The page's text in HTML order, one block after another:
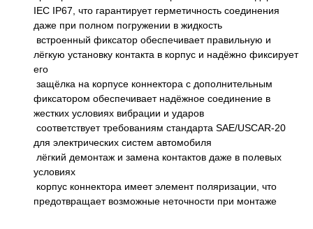
IEC IP67, что гарантирует герметичность соединения
даже при полном погружении в жидкость
встроенный фиксатор обеспечивает правильную и
лёгкую установку контакта в корпус и надёжно фиксирует
его
защёлка на корпусе коннектора с дополнительным
фиксатором обеспечивает надёжное соединение в
жестких условиях вибрации и ударов
соответствует требованиям стандарта SAE/USCAR-20
для электрических систем автомобиля
лёгкий демонтаж и замена контактов даже в полевых
условиях
корпус коннектора имеет элемент поляризации, что
предотвращает возможные неточности при монтаже